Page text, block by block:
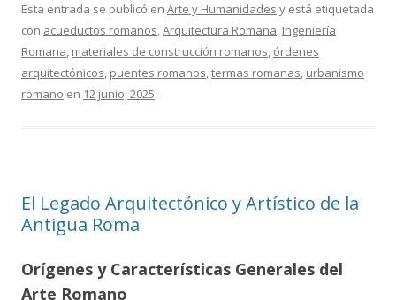
Esta entrada se publicó en Arte y Humanidades y está etiquetada
con acueductos romanos,Arquitectura Romana, Ingeniería
Romana, materiales de construcción romanos, órdenes
arquitectónicos, puentes romanos,termas romanas, urbanismo
romano en 12 junio, 2025.
El Legado Arquitectónico y Artístico de la
Antigua Roma
Orígenes y Características Generales del
Arte Romano